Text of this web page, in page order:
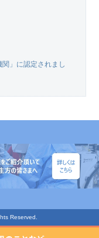
」に認定されまし
Reserved.